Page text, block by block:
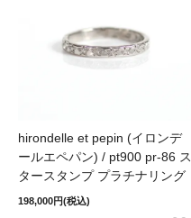
hirondelle et pepin (イロンデ
ールエペパン) / pt900 pr-86 ス
タースタンプ プラチナリング
198,000円(税込)